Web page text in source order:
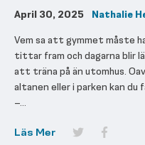
April 30, 2025
Nathalie
Vem sa att gymmet måste
tittar fram och dagarna blir
att träna på än utomhus.
altanen eller i parken kan
–...
Läs Mer